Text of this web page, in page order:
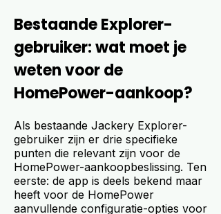
Bestaande Explorer-
gebruiker: wat moet je
weten voor de
HomePower-aankoop?
Als bestaande Jackery Explorer-
gebruiker zijn er drie specifieke
punten die relevant zijn voor de
HomePower-aankoopbeslissing. Ten
eerste: de app is deels bekend maar
heeft voor de HomePower
aanvullende configuratie-opties voor